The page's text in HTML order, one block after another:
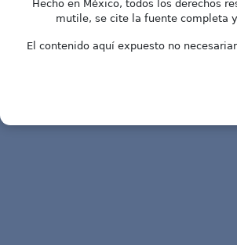
Hecho en México, todos los derechos
mutile, se cite la fuente completa
El contenido aquí expuesto no